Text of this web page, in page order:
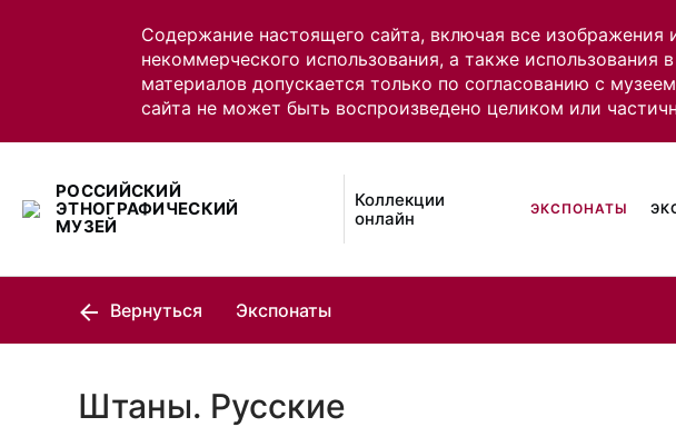
Содержание настоящего сайта, включая все
некоммерческого использования, а также
материалов допускается только по согласованию с
сайта не может быть воспроизведено целиком или
РОССИЙСКИЙ
ЭТНОГРАФИЧЕСКИЙ
МУЗЕЙ
Коллекции
онлайн
ЭКСПОНАТЫ
Вернуться Экспонаты
Штаны. Русские